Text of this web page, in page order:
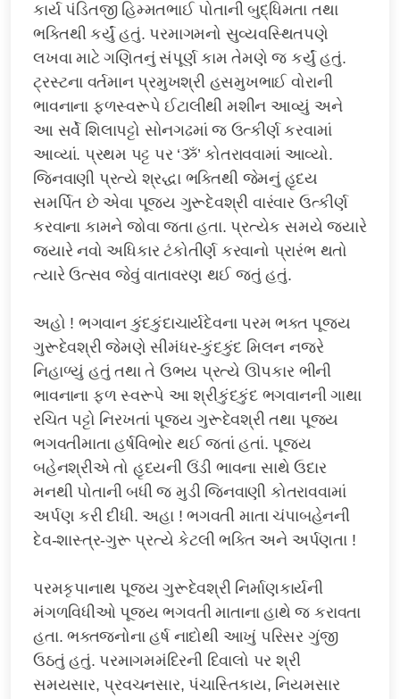
કાર્ય પંડિતજી હિમ્મતભાઈ પોતાની બુદ્ધિમતા તથા
ભક્તિથી કર્યું હતું. પરમાગમનો સુવ્યવસ્થિતપણે
લખવા માટે ગણિતનું સંપૂર્ણ કામ તેમણે જ કર્યું હતું.
ટ્રસ્ટના વર્તમાન પ્રમુખશ્રી હસમુખભાઈ વોરાની
ભાવનાના ફળસ્વરૂપે ઈટાલીથી મશીન આવ્યું અને
આ સર્વે શિલાપટ્ટો સોનગઢમાં જ ઉત્કીર્ણ કરવામાં
આવ્યાં. પ્રથમ પટ્ટ પર ‘ૐ’ કોતરાવવામાં આવ્યો.
જિનવાણી પ્રત્યે શ્રદ્ધા ભક્તિથી જેમનું હૃદય
સમર્પિત છે એવા પૂજ્ય ગુરૂદેવશ્રી વારંવાર ઉત્કીર્ણ
કરવાના કામને જોવા જતા હતા. પ્રત્યેક સમયે જ્યારે
જ્યારે નવો અધિકાર ટંકોતીર્ણ કરવાનો પ્રારંભ થતો
ત્યારે ઉત્સવ જેવું વાતાવરણ થઈ જતું હતું.
અહો ! ભગવાન કુંદકુંદાચાર્યદેવના પરમ ભક્ત પૂજ્ય
ગુરૂદેવશ્રી જેમણે સીમંધર-કુંદકુંદ મિલન નજરે
નિહાળ્યું હતું તથા તે ઉભય પ્રત્યે ઊપકાર ભીની
ભાવનાના ફળ સ્વરૂપે આ શ્રીકુંદકુંદ ભગવાનની ગાથા
રચિત પટ્ટો નિરખતાં પૂજ્ય ગુરૂદેવશ્રી તથા પૂજ્ય
ભગવતીમાતા હર્ષવિભોર થઈ જતાં હતાં. પૂજ્ય
બહેનશ્રીએ તો હૃદયની ઉંડી ભાવના સાથે ઉદાર
મનથી પોતાની બધી જ મુડી જિનવાણી કોતરાવવામાં
અર્પણ કરી દીધી. અહા ! ભગવતી માતા ચંપાબહેનની
દેવ-શાસ્ત્ર-ગુરૂ પ્રત્યે કેટલી ભક્તિ અને અર્પણતા !
પરમકૃપાનાથ પૂજ્ય ગુરૂદેવશ્રી નિર્માણકાર્યની
મંગળવિધીઓ પૂજ્ય ભગવતી માતાના હાથે જ કરાવતા
હતા. ભક્તજનોના હર્ષ નાદોથી આખું પરિસર ગુંજી
ઉઠતું હતું. પરમાગમમંદિરની દિવાલો પર શ્રી
સમયસાર, પ્રવચનસાર, પંચાસ્તિકાય, નિયમસાર